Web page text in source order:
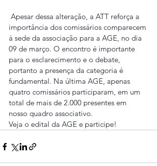
Apesar dessa alteração, a ATT reforça a
importância dos comissários comparecem
à sede da associação para a AGE, no dia
09 de março. O encontro é importante
para o esclarecimento e o debate,
portanto a presença da categoria é
fundamental. Na última AGE, apenas
quatro comissários participaram, em um
total de mais de 2.000 presentes em
nosso quadro associativo.
Veja o edital da AGE e participe!